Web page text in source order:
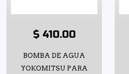
$ 410.00
BOMBA DE AGUA
YOKOMITSU PARA